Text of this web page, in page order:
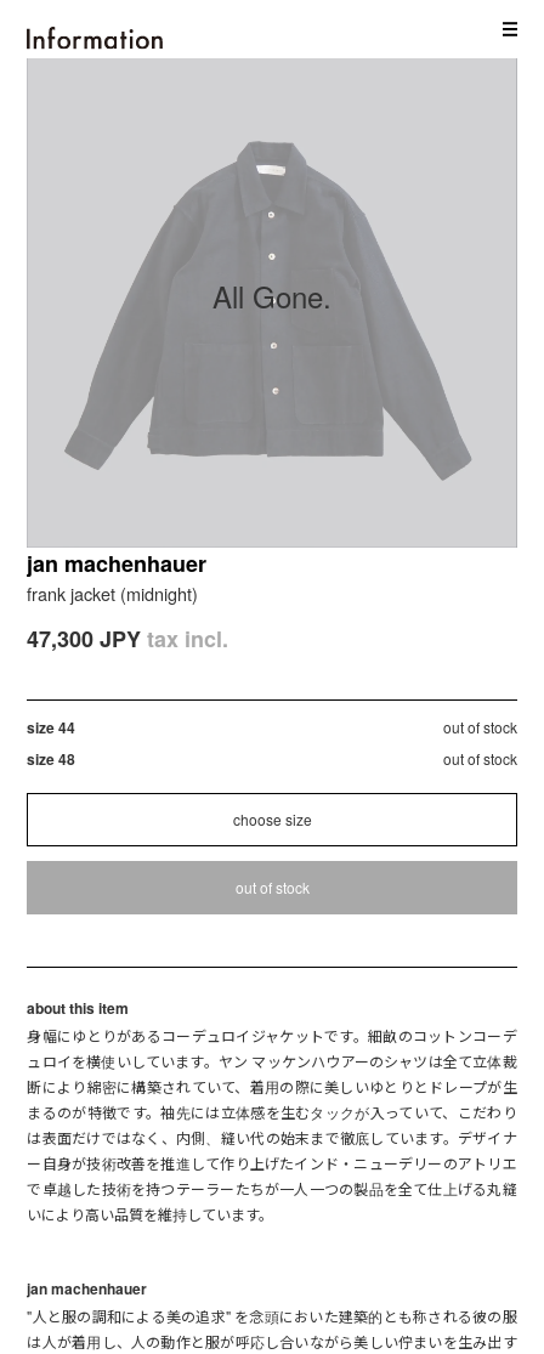
jan machenhauer
frank jacket (midnight)
47,300 JPYtax incl.
size 44 out of stock
size 48 out of stock
out of stock
about this item
身幅にゆとりがあるコーデュロイジャケットです。細畝のコットンコーデ
ュロイを横使いしています。ヤン マッケンハウアーのシャツは全て立体裁
断により綿密に構築されていて、着用の際に美しいゆとりとドレープが生
まるのが特徴です。袖先には立体感を生むタックが入っていて、こだわり
は表面だけではなく、内側、縫い代の始末まで徹底しています。デザイナ
ー自身が技術改善を推進して作り上げたインド・ニューデリーのアトリエ
で卓越した技術を持つテーラーたちが一人一つの製品を全て仕上げる丸縫
いにより高い品質を維持しています。
jan machenhauer
"人と服の調和による美の追求" を念頭においた建築的とも称される彼の服
は人が着用し、人の動作と服が呼応し合いながら美しい佇まいを生み出す